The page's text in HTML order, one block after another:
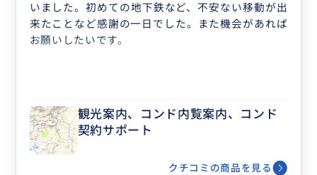
いました。初めての地下鉄など、不安ない移動が出
来たことなど感謝の一日でした。また機会があれば
お願いしたいです。
観光案内、コンド内覧案内、コンド
契約サポート
クチコミの商品を見る